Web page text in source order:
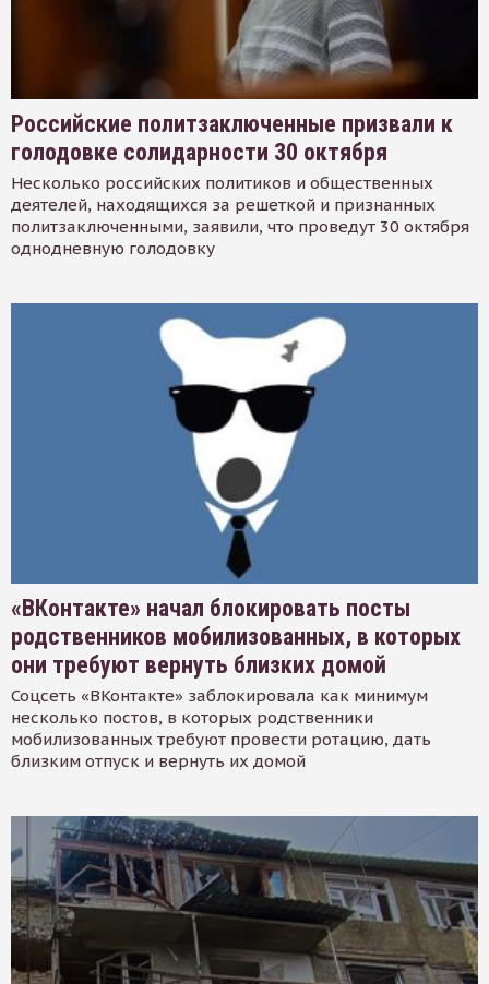
Российские политзаключенные призвали к
голодовке солидарности 30 октября
Несколько российских политиков и общественных
деятелей, находящихся за решеткой и признанных
политзаключенными, заявили, что проведут 30 октября
однодневную голодовку
«ВКонтакте» начал блокировать посты
родственников мобилизованных, в которых
они требуют вернуть близких домой
Соцсеть «ВКонтакте» заблокировала как минимум
несколько постов, в которых родственники
мобилизованных требуют провести ротацию, дать
близким отпуск и вернуть их домой